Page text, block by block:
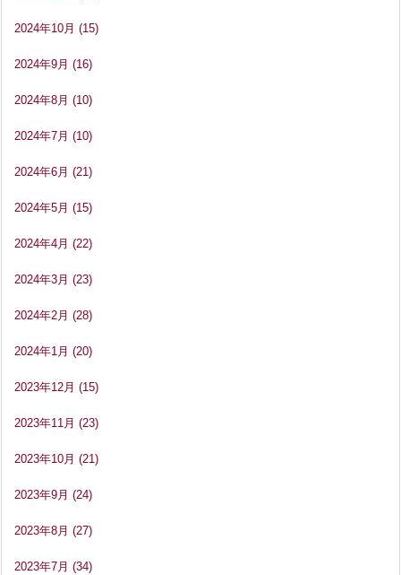
2024年10月 (15)
2024年9月 (16)
2024年8月 (10)
2024年7月 (10)
2024年6月 (21)
2024年5月 (15)
2024年4月 (22)
2024年3月 (23)
2024年2月 (28)
2024年1月 (20)
2023年12月 (15)
2023年11月 (23)
2023年10月 (21)
2023年9月 (24)
2023年8月 (27)
2023年7月 (34)